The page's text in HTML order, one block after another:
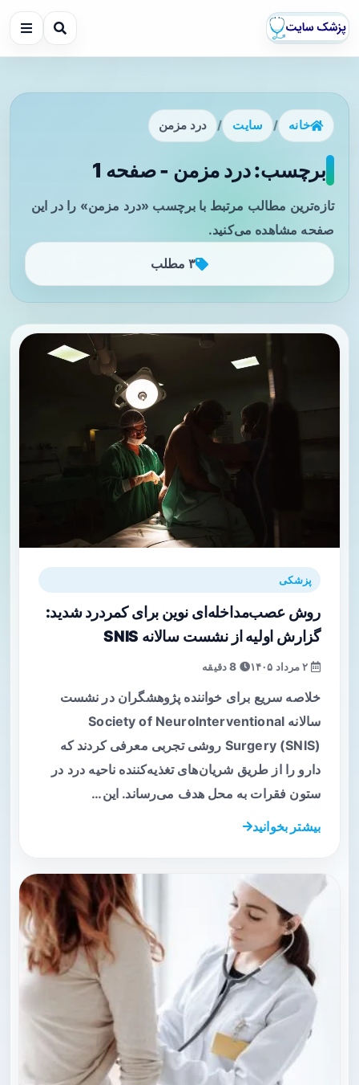
خانه / سایت / درد مزمن
برچسب: درد مزمن - صفحه 1
تازه‌ترین مطالب مرتبط با برچسب «درد مزمن» را در این
صفحه مشاهده می‌کنید.
۳ مطلب
پزشکی
روش عصب‌مداخله‌ای نوین برای کمردرد شدید:
گزارش اولیه از نشست سالانه SNIS
خلاصه سریع برای خواننده پژوهشگران در نشست
سالانه Society of NeuroInterventional
Surgery (SNIS) روشی تجربی معرفی کردند که
دارو را از طریق شریان‌های تغذیه‌کننده ناحیه درد در
ستون فقرات به محل هدف می‌رساند. این…
بیشتر بخوانید